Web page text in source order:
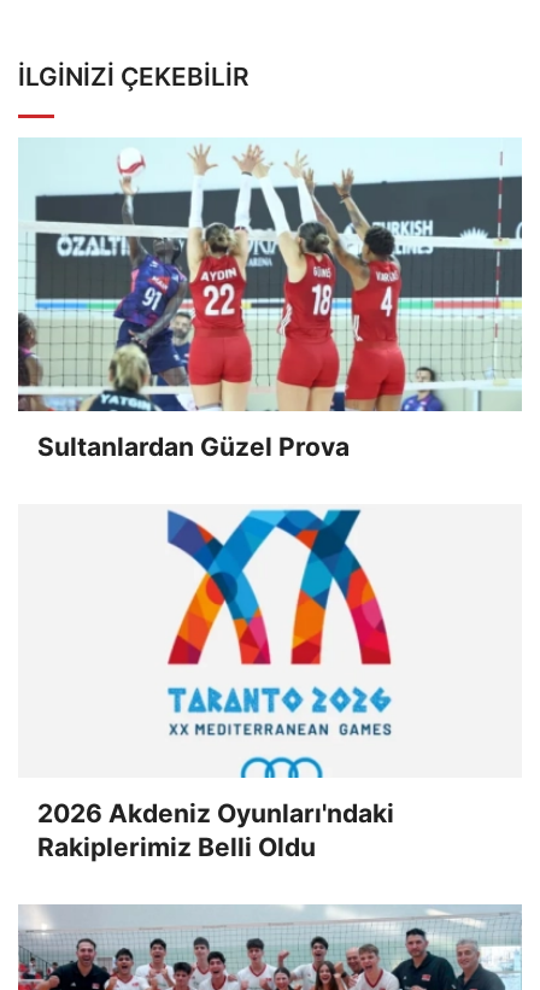
İLGINIZI ÇEKEBILIR
Sultanlardan Güzel Prova
2026 Akdeniz Oyunları'ndaki
Rakiplerimiz Belli Oldu